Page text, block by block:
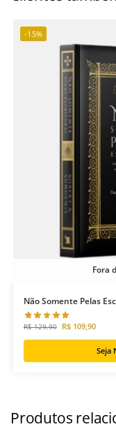
-15%
Fora
Não Somente Pelas
R$129,90 R$109,90
Seja
Produtos